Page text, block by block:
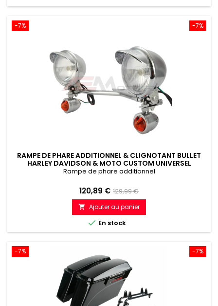
-7%
-7%
RAMPE DE PHARE ADDITIONNEL & CLIGNOTANT BULLET
HARLEY DAVIDSON & MOTO CUSTOM UNIVERSEL
Rampe de phare additionnel
Prix
120,89 € Prix
de
référence
129,99 €
 Ajouter au panier
 En stock
-7%
-7%